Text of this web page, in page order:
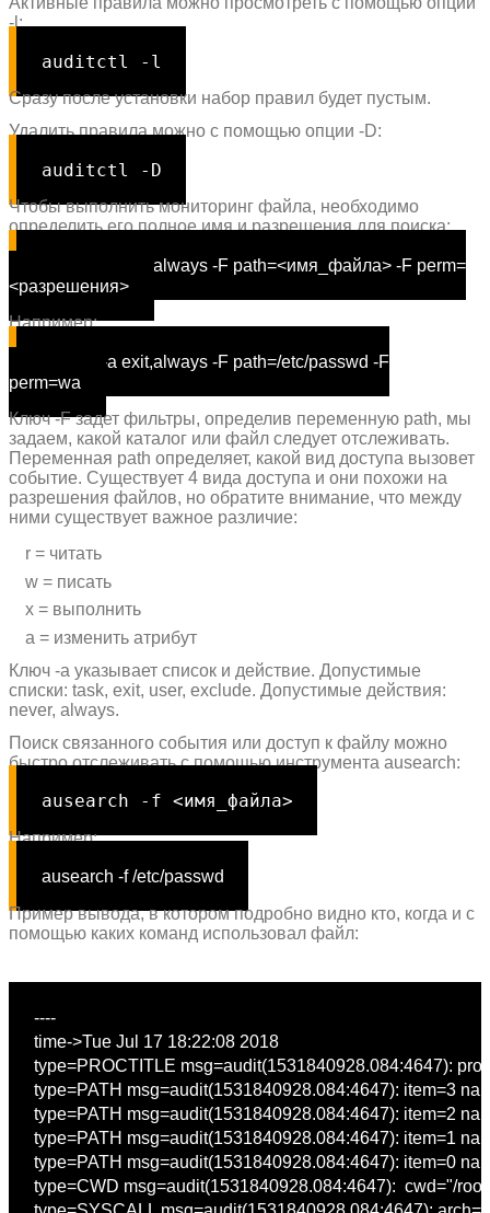
-l:
auditctl -l
Сразу после установки набор правил будет пустым.
Удалить правила можно с помощью опции -D:
auditctl -D
Чтобы выполнить мониторинг файла, необходимо
определить его полное имя и разрешения для поиска:
,always -F path=<имя_файла> -F perm=
<разрешения>
Например:
-a exit,always -F path=/etc/passwd -F
perm=wa
Ключ -F задет фильтры, определив переменную path, мы
задаем, какой каталог или файл следует отслеживать.
Переменная path определяет, какой вид доступа вызовет
событие. Существует 4 вида доступа и они похожи на
разрешения файлов, но обратите внимание, что между
ними существует важное различие:
r = читать
w = писать
x = выполнить
a = изменить атрибут
Ключ -a указывает список и действие. Допустимые
списки: task, exit, user, exclude. Допустимые действия:
never, always.
Поиск связанного события или доступ к файлу можно
быстро отслеживать с помощью инструмента ausearch:
ausearch -f <имя_файла>
Например:
ausearch -f/etc/passwd
Пример вывода, в котором подробно видно кто, когда и с
помощью каких команд использовал файл:
----
time->Tue Jul 17 18:22:08 2018
type
type=PATH msg=audit(1531840928.084:4647): item=3
type=PATH msg=audit(1531840928.084:4647): item=2
type=PATH msg=audit(1531840928.084:4647): item=1
type=PATH msg=audit(1531840928.084:4647): item=0
type=CWD msg=audit(1531840928.084:4647):  cwd="/